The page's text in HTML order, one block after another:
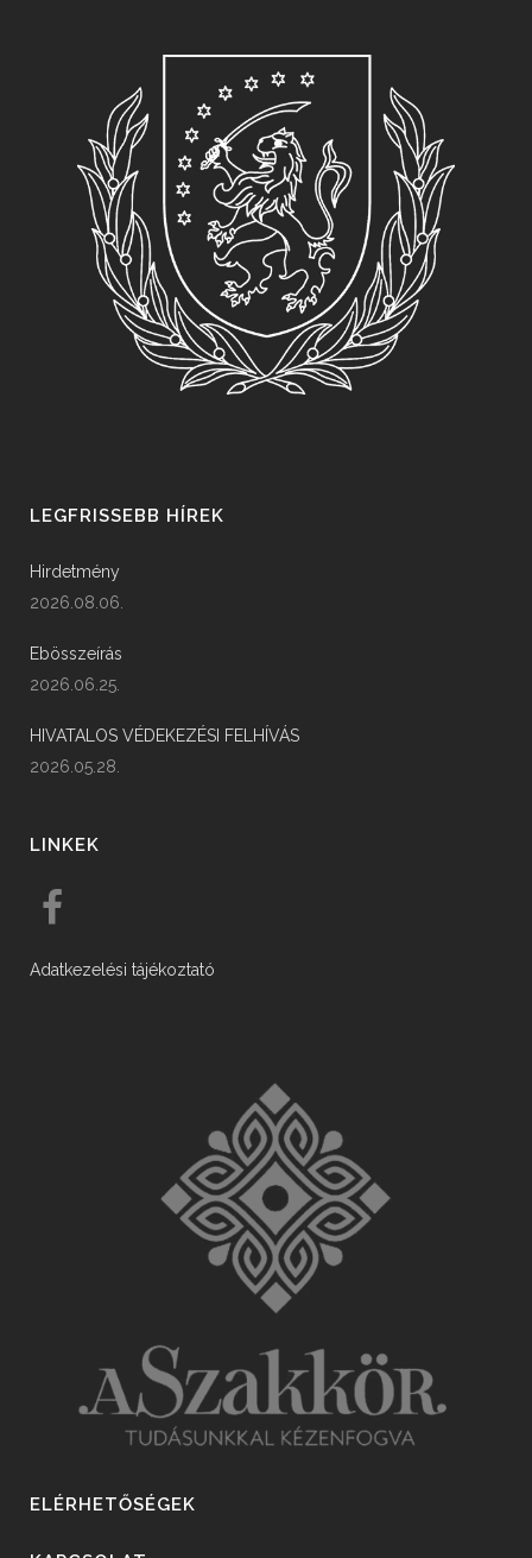
LEGFRISSEBB HÍREK
Hirdetmény
2026.08.06.
Ebösszeírás
2026.06.25.
HIVATALOS VÉDEKEZÉSI FELHÍVÁS
2026.05.28.
LINKEK
Adatkezelési tájékoztató
ELÉRHETŐSÉGEK